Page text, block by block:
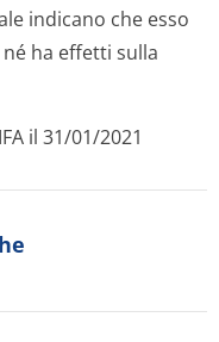
indicano che esso
ha effetti sulla
il 31/01/2021